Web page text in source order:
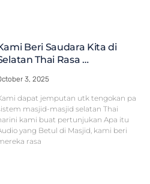
Beri Saudara Kita di
Thai Rasa …
3, 2025
dapat jemputan utk tengokan pa
masjid-masjid selatan Thai
kami buat pertunjukan Apa itu
yang Betul di Masjid, kami beri
rasa